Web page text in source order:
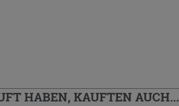
HABEN, KAUFTEN AUCH...